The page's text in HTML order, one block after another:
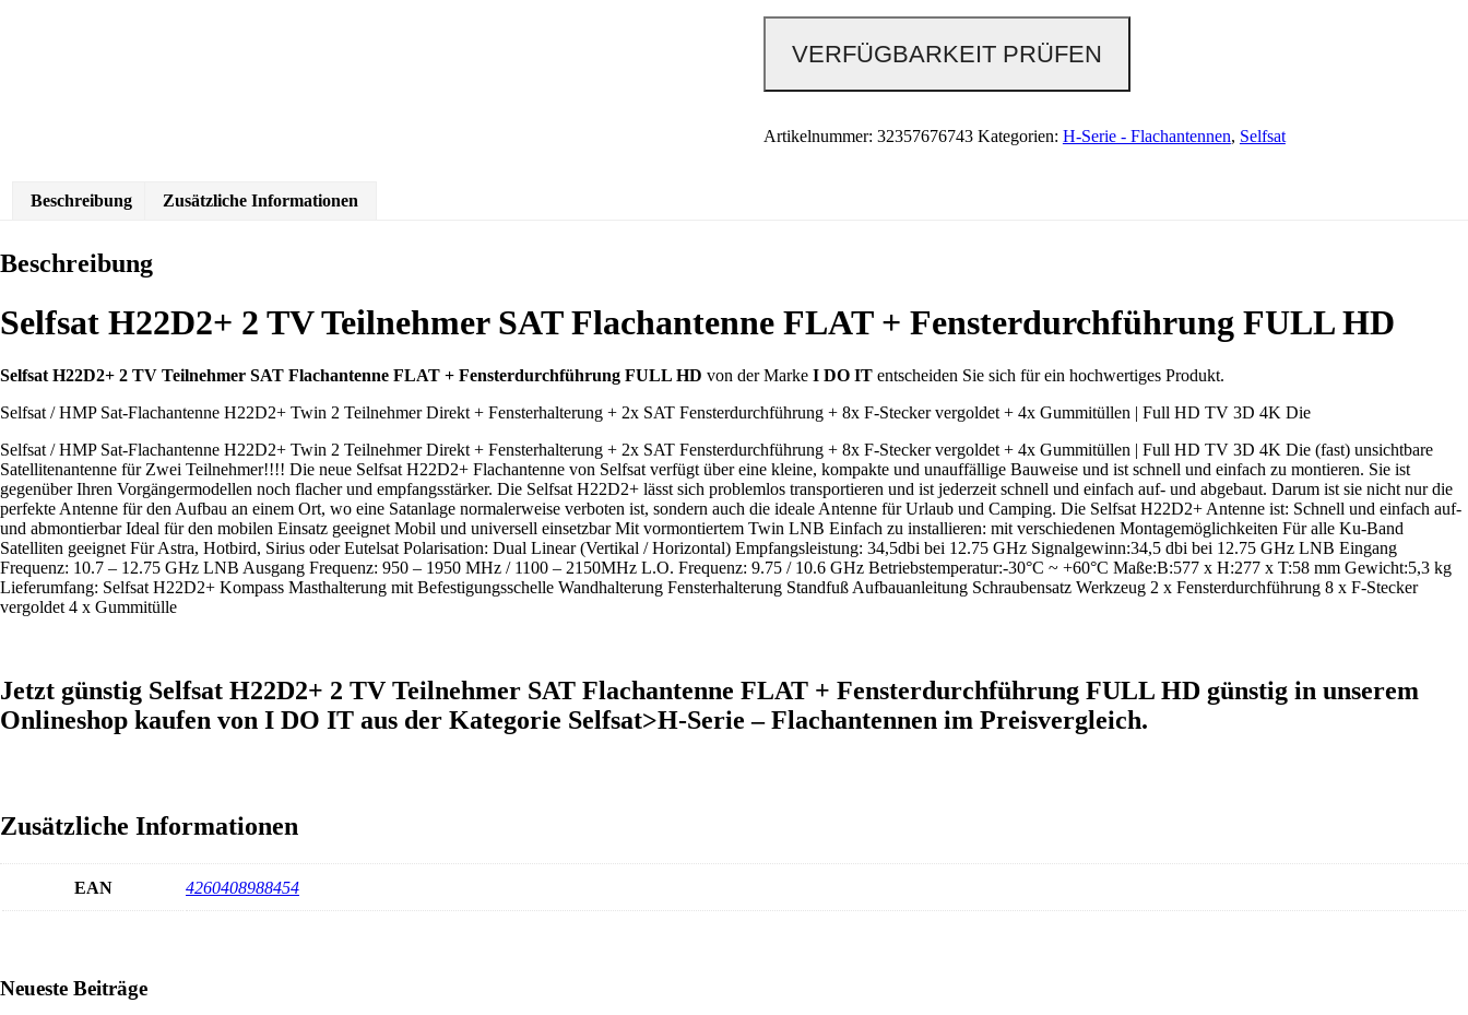
VERFÜGBARKEIT PRÜFEN
Artikelnummer: 32357676743 Kategorien: H-Serie - Flachantennen, Selfsat
Beschreibung Zusätzliche Informationen
Beschreibung
Selfsat H22D2+ 2 TV Teilnehmer SAT Flachantenne FLAT + Fensterdurchführung FULL HD
Selfsat H22D2+ 2 TV Teilnehmer SAT Flachantenne FLAT + Fensterdurchführung FULL HD von der Marke I DO IT entscheiden Sie sich für ein hochwertiges Produkt.
Selfsat / HMP Sat-Flachantenne H22D2+ Twin 2 Teilnehmer Direkt + Fensterhalterung + 2x SAT Fensterdurchführung + 8x F-Stecker vergoldet + 4x Gummitüllen | Full HD TV 3D 4K Die
Selfsat / HMP Sat-Flachantenne H22D2+ Twin 2 Teilnehmer Direkt + Fensterhalterung + 2x SAT Fensterdurchführung + 8x F-Stecker vergoldet + 4x Gummitüllen | Full HD TV 3D 4K Die (fast) unsichtbare
Satellitenantenne für Zwei Teilnehmer!!!! Die neue Selfsat H22D2+ Flachantenne von Selfsat verfügt über eine kleine, kompakte und unauffällige Bauweise und ist schnell und einfach zu montieren. Sie ist
gegenüber Ihren Vorgängermodellen noch flacher und empfangsstärker. Die Selfsat H22D2+ lässt sich problemlos transportieren und ist jederzeit schnell und einfach auf- und abgebaut. Darum ist sie nicht nur die
perfekte Antenne für den Aufbau an einem Ort, wo eine Satanlage normalerweise verboten ist, sondern auch die ideale Antenne für Urlaub und Camping. Die Selfsat H22D2+ Antenne ist: Schnell und einfach auf-
und abmontierbar Ideal für den mobilen Einsatz geeignet Mobil und universell einsetzbar Mit vormontiertem Twin LNB Einfach zu installieren: mit verschiedenen Montagemöglichkeiten Für alle Ku-Band
Satelliten geeignet Für Astra, Hotbird, Sirius oder Eutelsat Polarisation: Dual Linear (Vertikal / Horizontal) Empfangsleistung: 34,5dbi bei 12.75 GHz Signalgewinn:34,5 dbi bei 12.75 GHz LNB Eingang
Frequenz: 10.7 – 12.75 GHz LNB Ausgang Frequenz: 950 – 1950 MHz / 1100 – 2150MHz L.O. Frequenz: 9.75 / 10.6 GHz Betriebstemperatur:-30°C ~ +60°C Maße:B:577 x H:277 x T:58 mm Gewicht:5,3 kg
Lieferumfang: Selfsat H22D2+ Kompass Masthalterung mit Befestigungsschelle Wandhalterung Fensterhalterung Standfuß Aufbauanleitung Schraubensatz Werkzeug 2 x Fensterdurchführung 8 x F-Stecker
vergoldet 4 x Gummitülle
Jetzt günstig Selfsat H22D2+ 2 TV Teilnehmer SAT Flachantenne FLAT + Fensterdurchführung FULL HD günstig in unserem
Onlineshop kaufen von I DO IT aus der Kategorie Selfsat>H-Serie – Flachantennen im Preisvergleich.
Zusätzliche Informationen
EAN 4260408988454
Sidebar
Neueste Beiträge